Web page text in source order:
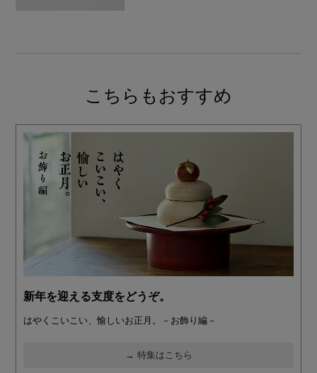
こちらもおすすめ
新年を迎える支度をどうぞ。
はやくこいこい、愉しいお正月。－お飾り編－
→ 特集はこちら